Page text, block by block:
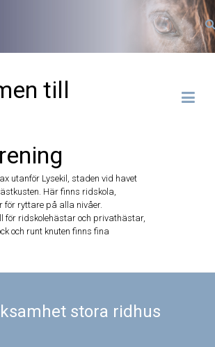
till
utanför Lysekil, staden vid havet
Här finns ridskola,
för ryttare på alla nivåer.
för ridskolehästar och privathästar,
och runt knuten finns fina
stora ridhus